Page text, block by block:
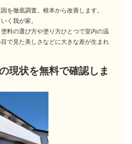
を徹底調査。根本から改善します。
く我が家。
料の選び方や塗り方ひとつで室内の温
で見た美しさなどに大きな差が生まれ
現状を無料で確認しま